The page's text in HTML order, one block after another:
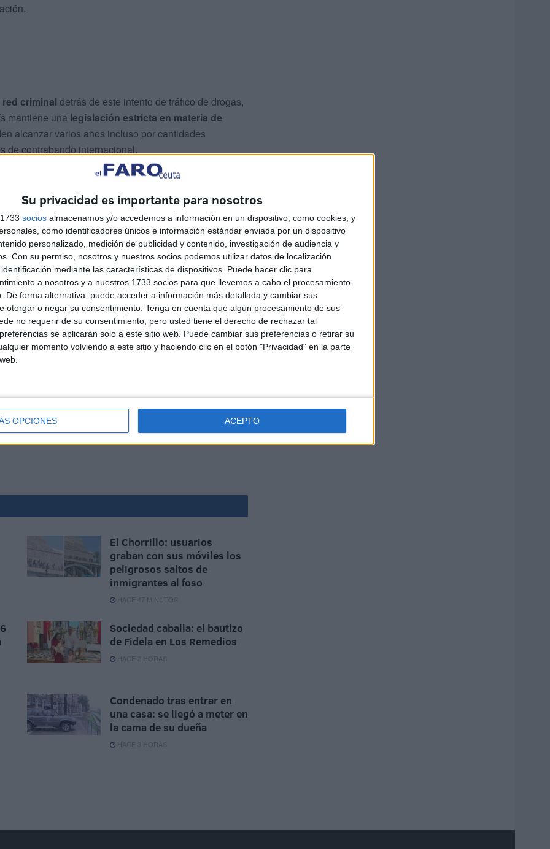
Su privacidad es importante para nosotros
socios almacenamos y/o accedemos a información en un dispositivo, como cookies, y
como identificadores únicos e información estándar enviada por un dispositivo
personalizado, medición de publicidad y contenido, investigación de audiencia y
Con su permiso, nosotros y nuestros socios podemos utilizar datos de localización
mediante las características de dispositivos. Puede hacer clic para
a nosotros y a nuestros 1733 socios para que llevemos a cabo el procesamiento
De forma alternativa, puede acceder a información más detallada y cambiar sus
otorgar o negar su consentimiento. Tenga en cuenta que algún procesamiento de sus
no requerir de su consentimiento, pero usted tiene el derecho de rechazar tal
se aplicarán solo a este sitio web. Puede cambiar sus preferencias o retirar su
momento volviendo a este sitio y haciendo clic en el botón "Privacidad" en la parte
OPCIONES ACEPTO
criminal detrás de este intento de tráfico de drogas,
mantiene una legislación estricta en materia de
alcanzar varios años incluso por cantidades
de contrabando internacional.
el narcotráfico
vigilados de manera más estricta por las fuerzas de
punto de tránsito hacia distintos destinos
hachís confirma la magnitud del tráfico que intenta
la estrategia del crimen organizado
aprovechando la alta conectividad aérea de
El Chorrillo: usuarios
graban con sus móviles los
peligrosos saltos de
inmigrantes al foso
HACE 47 MINUTOS
Sociedad caballa: el bautizo
de Fidela en Los Remedios
HACE 2 HORAS
Condenado tras entrar en
una casa: se llegó a meter en
la cama de su dueña
HACE 3 HORAS